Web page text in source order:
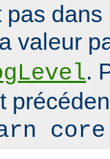
pas
valeur
.